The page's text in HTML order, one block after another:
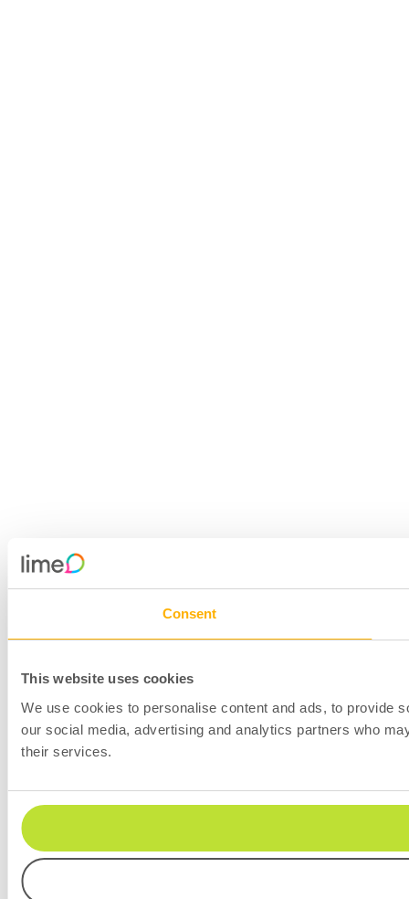
Consent
This website uses cookies
We use cookies to personalise content and ads, to provide
our social media, advertising and analytics partners who
their services.